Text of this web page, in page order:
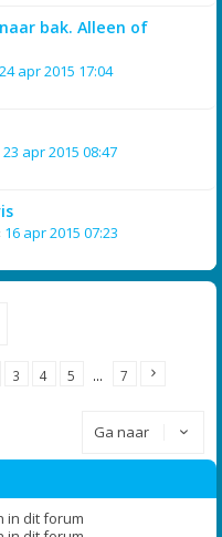
bak. Alleen of
24 apr 2015 17:04
23 apr 2015 08:47
16 apr 2015 07:23
3 4 5 … 7
Ga naar
in dit forum